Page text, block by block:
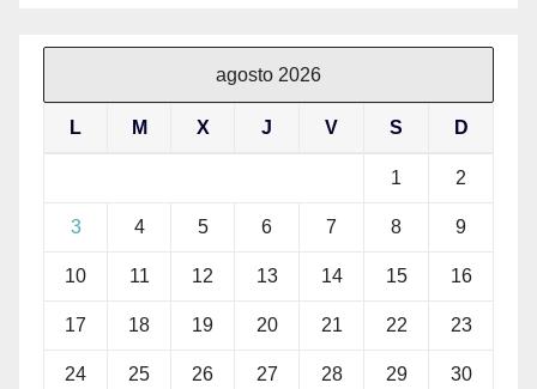
agosto 2026
L M X J V S D
1 2
3 4 5 6 7 8 9
10 11 12 13 14 15 16
17 18 19 20 21 22 23
24 25 26 27 28 29 30